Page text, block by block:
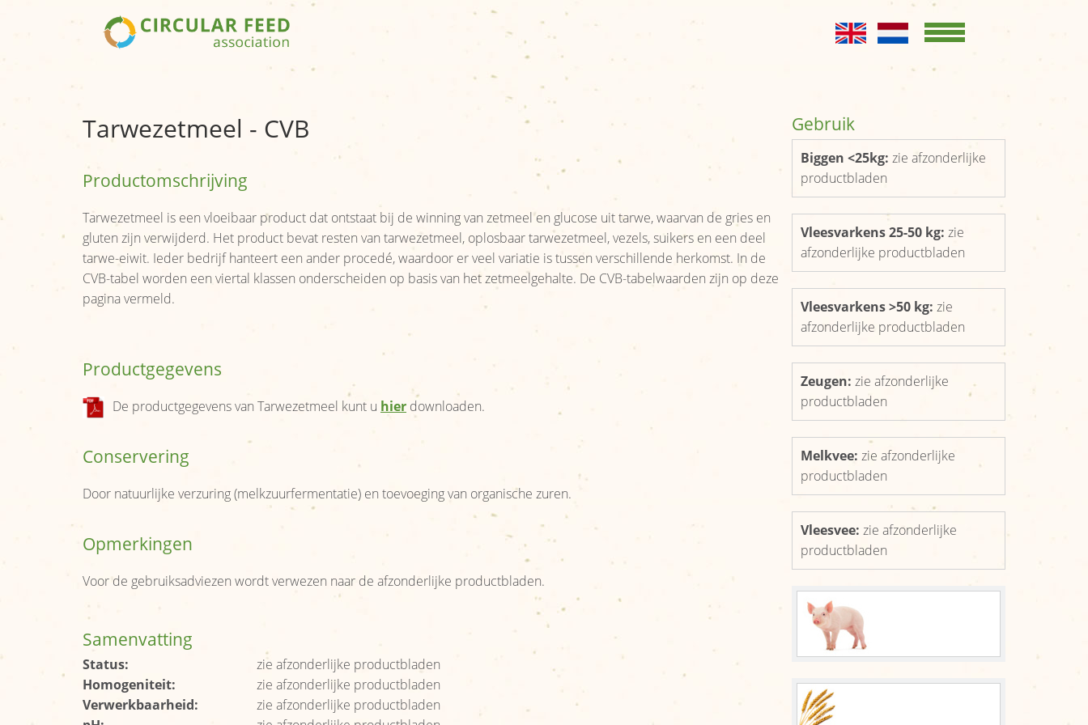
Home
conservering
Productgroepen
Productbladen
OVER ONS
Kernboodschap
Bestuur
Leden
Organisatie
Reikwijdte
Nieuws
Afzetcijfers
Nieuws
Links
Gebruik
Biggen <25kg: zie afzonderlijke
productbladen
Vleesvarkens 25-50 kg: zie
afzonderlijke productbladen
Vleesvarkens >50 kg: zie
afzonderlijke productbladen
Zeugen: zie afzonderlijke
productbladen
Melkvee: zie afzonderlijke
productbladen
Vleesvee: zie afzonderlijke
productbladen
Tarwezetmeel - CVB
Productomschrijving
Tarwezetmeel is een vloeibaar product dat ontstaat bij de winning van zetmeel en glucose uit tarwe, waarvan de gries en
gluten zijn verwijderd. Het product bevat resten van tarwezetmeel, oplosbaar tarwezetmeel, vezels, suikers en een deel
tarwe-eiwit. Ieder bedrijf hanteert een ander procedé, waardoor er veel variatie is tussen verschillende herkomst. In de
CVB-tabel worden een viertal klassen onderscheiden op basis van het zetmeelgehalte. De CVB-tabelwaarden zijn op deze
pagina vermeld.
Productgegevens
De productgegevens van Tarwezetmeel kunt u hier downloaden.
Conservering
Door natuurlijke verzuring (melkzuurfermentatie) en toevoeging van organische zuren.
Opmerkingen
Voor de gebruiksadviezen wordt verwezen naar de afzonderlijke productbladen.
Samenvatting
Status:
zie afzonderlijke productbladen
Homogeniteit:
zie afzonderlijke productbladen
Verwerkbaarheid:
zie afzonderlijke productbladen